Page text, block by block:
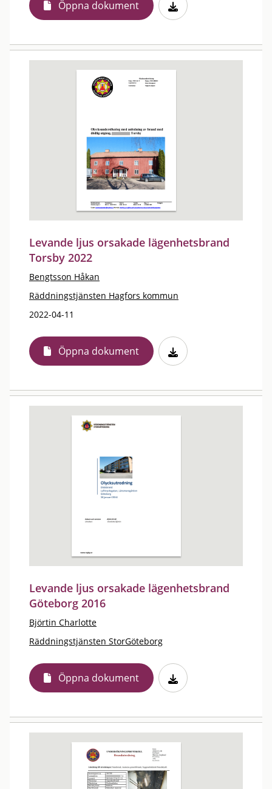
Öppna dokument
Levande ljus orsakade lägenhetsbrand
Torsby 2022
Bengtsson Håkan
Räddningstjänsten Hagfors kommun
2022-04-11
Öppna dokument
Levande ljus orsakade lägenhetsbrand
Göteborg 2016
Björtin Charlotte
Räddningstjänsten StorGöteborg
Öppna dokument